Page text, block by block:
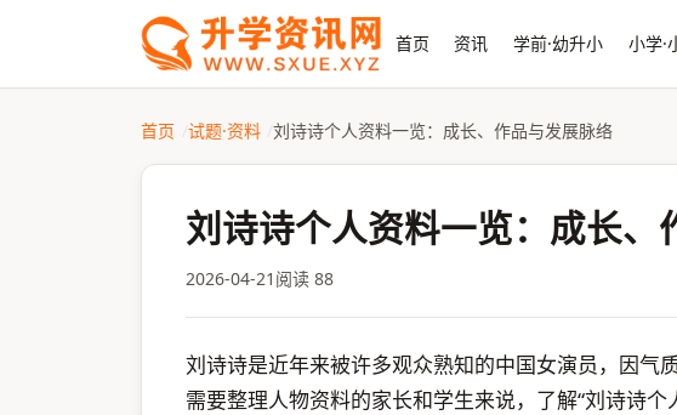
首页 资讯 学前·幼升小 小学·
首页 试题·资料 刘诗诗个人资料一览：成长、作品与发展脉络
刘诗诗个人资料一览：成长、
2026-04-21 阅读 88
刘诗诗是近年来被许多观众熟知的中国女演员，因气
需要整理人物资料的家长和学生来说，了解“刘诗诗